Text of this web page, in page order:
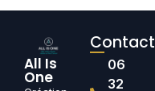
All Is
One
Contact
06
32